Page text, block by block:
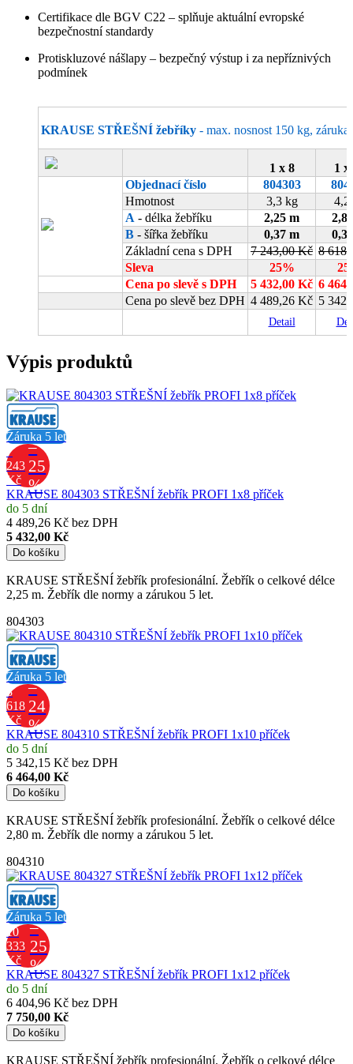
Certifikace dle BGV C22 – splňuje aktuální evropské
bezpečnostní standardy
Protiskluzové nášlapy – bezpečný výstup i za nepříznivých
podmínek
KRAUSE STŘEŠNÍ žebříky - max. nosnost 150 kg,
1 x 8
1 x
Objednací číslo
804303
Hmotnost
3,3 kg
4,2
A - délka žebříku 2,25 m
B - šířka žebříku 0,37 m
Základní cena s DPH
7 243,00 Kč 8
Sleva
25%
Cena po slevě s DPH
5 432,00 Kč 6
Cena po slevě bez DPH 4 489,26 Kč 5
Detail
Výpis produktů
Záruka 5 let
7
243
Kč
–
25
%
KRAUSE 804303 STŘEŠNÍ žebřík PROFI 1x8 příček
do 5 dní
4 489,26 Kč bez DPH
5 432,00 Kč
Do košíku
KRAUSE STŘEŠNÍ žebřík profesionální. Žebřík o celkové délce
2,25 m. Žebřík dle normy a zárukou 5 let.
804303
Záruka 5 let
8
618
Kč
–
24
%
KRAUSE 804310 STŘEŠNÍ žebřík PROFI 1x10 příček
do 5 dní
5 342,15 Kč bez DPH
6 464,00 Kč
Do košíku
KRAUSE STŘEŠNÍ žebřík profesionální. Žebřík o celkové délce
2,80 m. Žebřík dle normy a zárukou 5 let.
804310
Záruka 5 let
10
333
Kč
–
25
%
KRAUSE 804327 STŘEŠNÍ žebřík PROFI 1x12 příček
do 5 dní
6 404,96 Kč bez DPH
7 750,00 Kč
Do košíku
KRAUSE STŘEŠNÍ žebřík profesionální. Žebřík o celkové délce